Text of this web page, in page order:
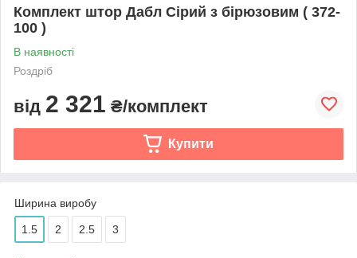
Комплект штор Дабл Сірий з бірюзовим ( 372-
100 )
В наявності
Роздріб
від 2 321 ₴/комплект
Купити
Ширина виробу
1.5 2 2.5 3